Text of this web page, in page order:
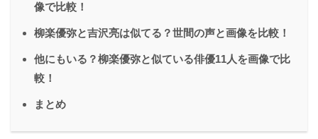
像で比較！
柳楽優弥と吉沢亮は似てる？世間の声と画像を比較！
他にもいる？柳楽優弥と似ている俳優11人を画像で比
較！
まとめ